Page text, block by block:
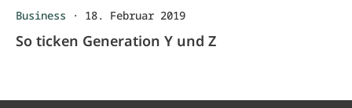
Business · 18. Februar 2019
So ticken Generation Y und Z